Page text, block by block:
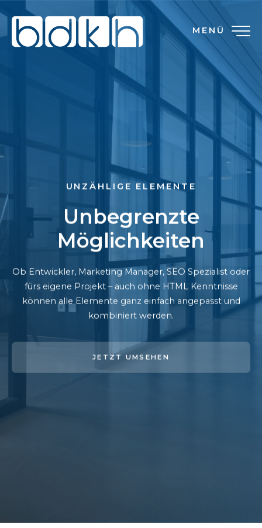
MENÜ
UNZÄHLIGE ELEMENTE
Unbegrenzte
Möglichkeiten
Ob Entwickler, Marketing Manager, SEO Spezialist oder
fürs eigene Projekt – auch ohne HTML Kenntnisse
können alle Elemente ganz einfach angepasst und
kombiniert werden.
JETZT UMSEHEN